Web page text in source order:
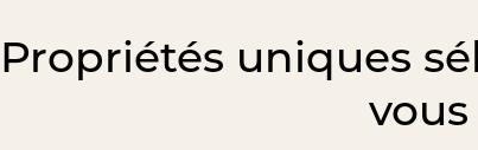
Propriétés uniques
vous